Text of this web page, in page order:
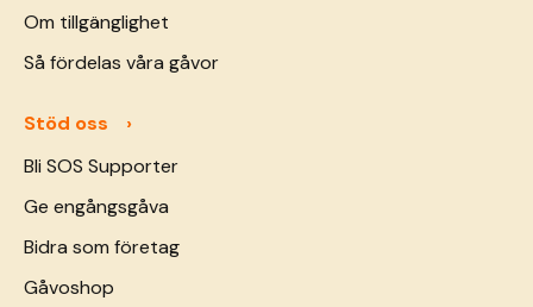
Om tillgänglighet
Så fördelas våra gåvor
Stöd oss
Bli SOS Supporter
Ge engångsgåva
Bidra som företag
Gåvoshop